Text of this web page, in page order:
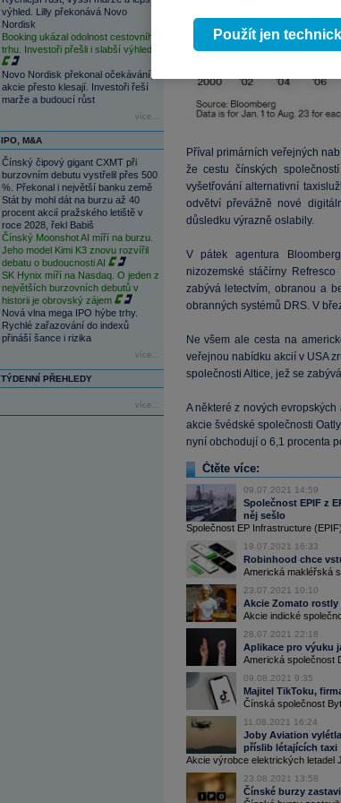
výhled. Lilly překonává Novo
Nordisk
Booking ukázal odolnost cestovního
trhu. Investoři přešli i slabší výhled
Novo Nordisk překonal očekávání,
akcie přesto klesají. Investoři řeší
marže a budoucí růst
více...
IPO, M&A
Čínský čipový gigant CXMT při
burzovním debutu vystřelil přes 500
%. Překonal i největší banku země
Stát by mohl dát na burzu až 40
procent akcií pražského letiště v
roce 2028, řekl Babiš
Čínský Moonshot AI míří na burzu.
Jeho model Kimi K3 znovu rozvířil
debatu o budoucnosti AI
SK Hynix míří na Nasdaq. O jeden z
největších burzovních debutů v
historii je obrovský zájem
Nová vlna mega IPO hýbe trhy.
Rychlé zařazování do indexů
přináší šance i rizika
více...
TÝDENNÍ PŘEHLEDY
více...
Příval primárních veřejných
že cestu čínských
vyšetřování alternativní
odvětví převážně nové
důsledku výrazně oslabily.
V pátek agentura
nizozemské stáčírny
zabývá letectvím, obranou a
obranných systémů DRS. V
Ne všem ale cesta na
veřejnou nabídku akcií v USA
společnosti Altice, jež se
A některé z nových
akcie švédské společnosti
nyní obchodují o 6,1 procenta
Čtěte více:
09.07.2021 14:59
Společnost EPIF z
něj sešlo
Společnost EP Infrastructure
19.07.2021 16:33
Robinhood chce
Americká makléřská
23.07.2021 10:10
Akcie Zomato
Akcie indické
28.07.2021 22:18
Aplikace pro výuku
Americká společnost
09.08.2021 9:35
Majitel TikToku,
Čínská společnost
11.08.2021 16:24
Joby Aviation
příslib létajících taxi
Akcie výrobce elektrických letadel
23.08.2021 13:58
Čínské burzy
Použít jen